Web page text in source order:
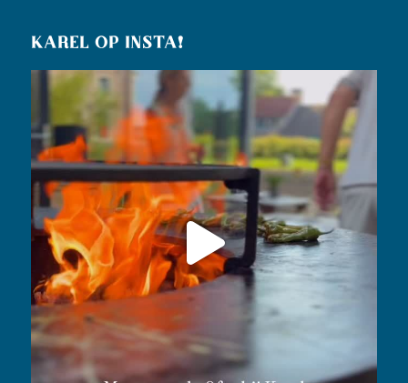
KAREL OP INSTA!